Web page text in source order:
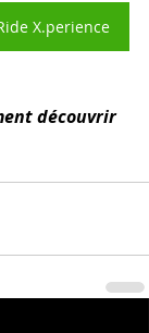
X.perience
découvrir